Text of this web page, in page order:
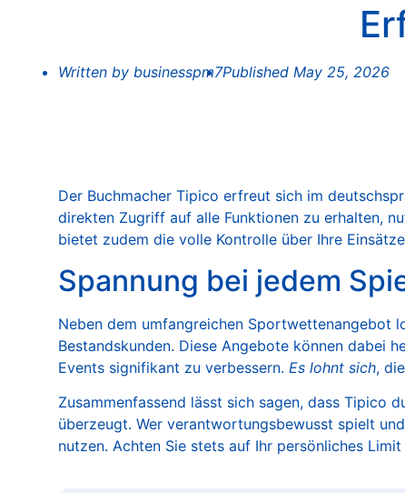
Written by businesspm7Published May 25, 2026
Der Buchmacher Tipico erfreut sich im
direkten Zugriff auf alle Funktionen zu erhalten,
bietet zudem die volle Kontrolle über Ihre
Spannung bei jedem
Neben dem umfangreichen Sportwettenangebot
Bestandskunden. Diese Angebote können dabei
Events signifikant zu verbessern. Es lohnt sich,
Zusammenfassend lässt sich sagen, dass Tipico
überzeugt. Wer verantwortungsbewusst spielt
nutzen. Achten Sie stets auf Ihr persönliches